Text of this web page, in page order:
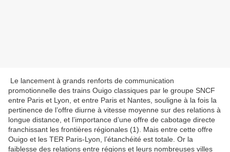
Le lancement à grands renforts de communication
promotionnelle des trains Ouigo classiques par le groupe SNCF
entre Paris et Lyon, et entre Paris et Nantes, souligne à la fois la
pertinence de l’offre diurne à vitesse moyenne sur des relations à
longue distance, et l’importance d’une offre de cabotage directe
franchissant les frontières régionales (1). Mais entre cette offre
Ouigo et les TER Paris-Lyon, l’étanchéité est totale. Or la
faiblesse des relations entre régions et leurs nombreuses villes